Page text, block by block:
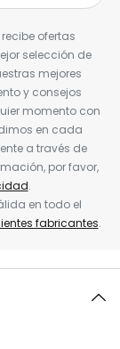
ofertas
selección de
mejores
y consejos
momento con
en cada
a través de
por favor,
.
en todo el
fabricantes.